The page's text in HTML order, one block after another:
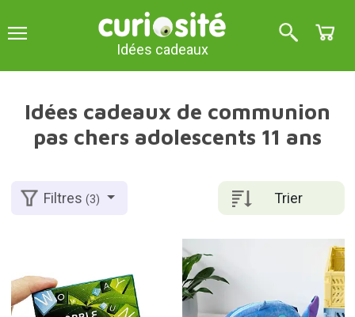
Idées cadeaux
Idées cadeaux de communion
pas chers adolescents 11 ans
Trier
Filtres(3)